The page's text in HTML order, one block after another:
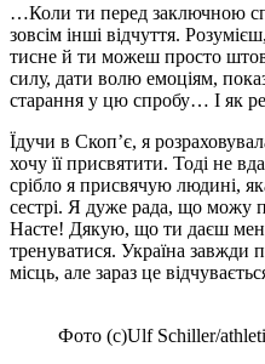
…Коли ти перед заключною
зовсім інші відчуття.
тисне й ти можеш просто
силу, дати волю емоціям,
старання у цю спробу… І як
Їдучи в Скоп’є, я
хочу її присвятити. Тоді не
срібло я присвячую людині,
сестрі. Я дуже рада, що можу
Насте! Дякую, що ти даєш
тренуватися. Україна завжди
місць, але зараз це
Фото (с)Ulf Schiller/